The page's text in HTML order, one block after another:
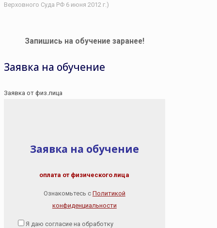
Верховного Суда РФ 6 июня 2012 г.)
Запишись на обучение заранее!
Заявка на обучение
Заявка от физ.лица
Заявка на обучение
оплата от физического лица
Ознакомьтесь с Политикой
конфиденциальности
Я даю согласие на обработку